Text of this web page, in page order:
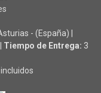
- (España) |
Tiempo de Entrega: 3